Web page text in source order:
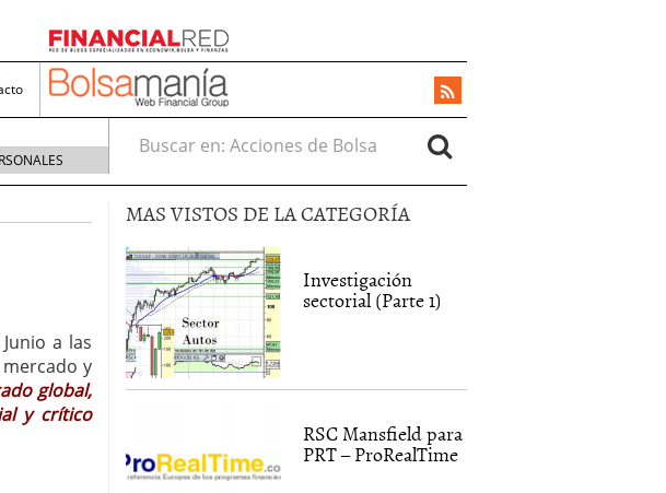
Buscar en:
a las
y
global,
y crítico
MAS VISTOS DE LA CATEGORÍA
Investigación
sectorial (Parte 1)
RSC Mansfield para
PRT – ProRealTime